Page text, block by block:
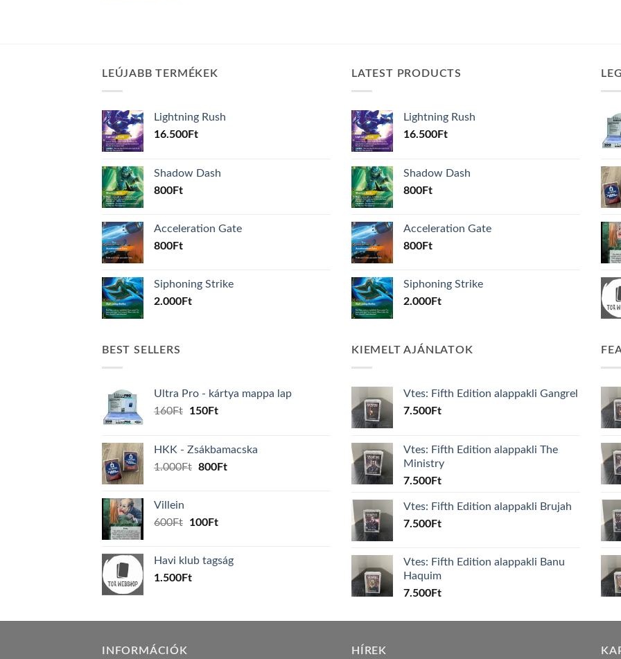
LEÚJABB TERMÉKEK
Lightning Rush
16.500Ft
Shadow Dash
800Ft
Acceleration Gate
800Ft
Siphoning Strike
2.000Ft
LATEST PRODUCTS
Lightning Rush
16.500Ft
Shadow Dash
800Ft
Acceleration Gate
800Ft
Siphoning Strike
2.000Ft
BEST SELLERS
Ultra Pro - kártya mappa lap
160Ft
Original
160Ft.
150FtCurrent
150Ft.
HKK - Zsákbamacska
1.000Ft Original
800FtCurrent
Villein
600Ft
Original
600Ft.
100FtCurrent
100Ft.
Havi klub tagság
1.500Ft
KIEMELT AJÁNLATOK
Vtes: Fifth Edition alappakli Gangrel
7.500Ft
Vtes: Fifth Edition alappakli The
Ministry
7.500Ft
Vtes: Fifth Edition alappakli Brujah
7.500Ft
Vtes: Fifth Edition alappakli Banu
Haquim
7.500Ft
INFORMÁCIÓK HÍREK